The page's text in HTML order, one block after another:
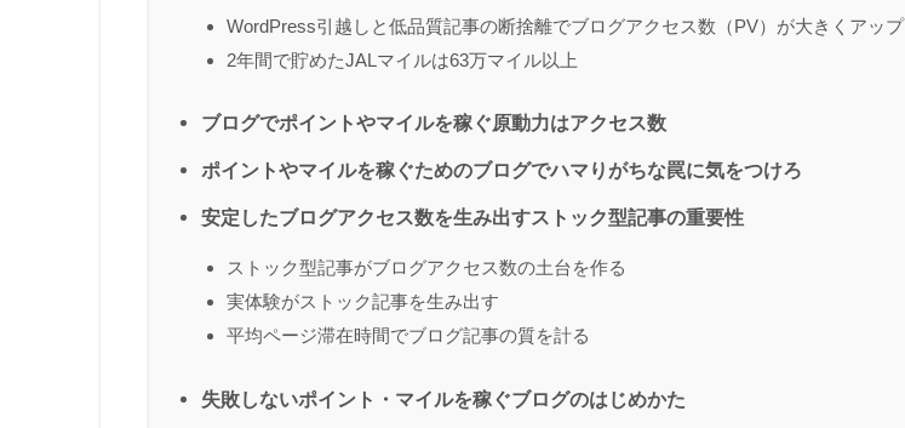
WordPress引越しと低品質記事の断捨離でブログアクセス数（PV）が大きくアップ
2年間で貯めたJALマイルは63万マイル以上
ブログでポイントやマイルを稼ぐ原動力はアクセス数
ポイントやマイルを稼ぐためのブログでハマりがちな罠に気をつけろ
安定したブログアクセス数を生み出すストック型記事の重要性
ストック型記事がブログアクセス数の土台を作る
実体験がストック記事を生み出す
平均ページ滞在時間でブログ記事の質を計る
失敗しないポイント・マイルを稼ぐブログのはじめかた